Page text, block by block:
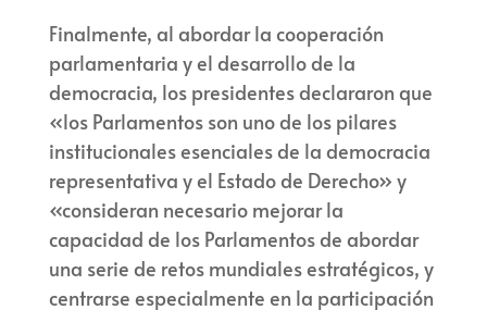
Finalmente, al abordar la cooperación
parlamentaria y el desarrollo de la
democracia, los presidentes declararon que
«los Parlamentos son uno de los pilares
institucionales esenciales de la democracia
representativa y el Estado de Derecho» y
«consideran necesario mejorar la
capacidad de los Parlamentos de abordar
una serie de retos mundiales estratégicos, y
centrarse especialmente en la participación